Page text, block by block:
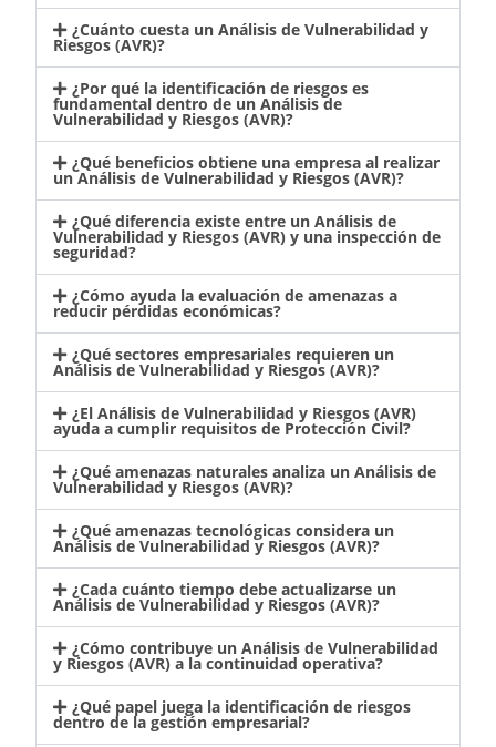
¿Cuánto cuesta un Análisis de Vulnerabilidad y
Riesgos (AVR)?
¿Por qué la identificación de riesgos es
fundamental dentro de un Análisis de
Vulnerabilidad y Riesgos (AVR)?
¿Qué beneficios obtiene una empresa al realizar
un Análisis de Vulnerabilidad y Riesgos (AVR)?
¿Qué diferencia existe entre un Análisis de
Vulnerabilidad y Riesgos (AVR) y una inspección de
seguridad?
¿Cómo ayuda la evaluación de amenazas a
reducir pérdidas económicas?
¿Qué sectores empresariales requieren un
Análisis de Vulnerabilidad y Riesgos (AVR)?
¿El Análisis de Vulnerabilidad y Riesgos (AVR)
ayuda a cumplir requisitos de Protección Civil?
¿Qué amenazas naturales analiza un Análisis de
Vulnerabilidad y Riesgos (AVR)?
¿Qué amenazas tecnológicas considera un
Análisis de Vulnerabilidad y Riesgos (AVR)?
¿Cada cuánto tiempo debe actualizarse un
Análisis de Vulnerabilidad y Riesgos (AVR)?
¿Cómo contribuye un Análisis de Vulnerabilidad
y Riesgos (AVR) a la continuidad operativa?
¿Qué papel juega la identificación de riesgos
dentro de la gestión empresarial?